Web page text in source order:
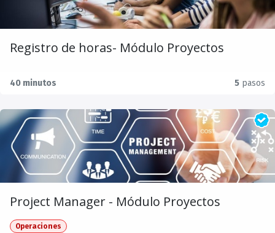
Registro de horas- Módulo Proyectos
40 minutos 5 pasos
Project Manager - Módulo Proyectos
Operaciones